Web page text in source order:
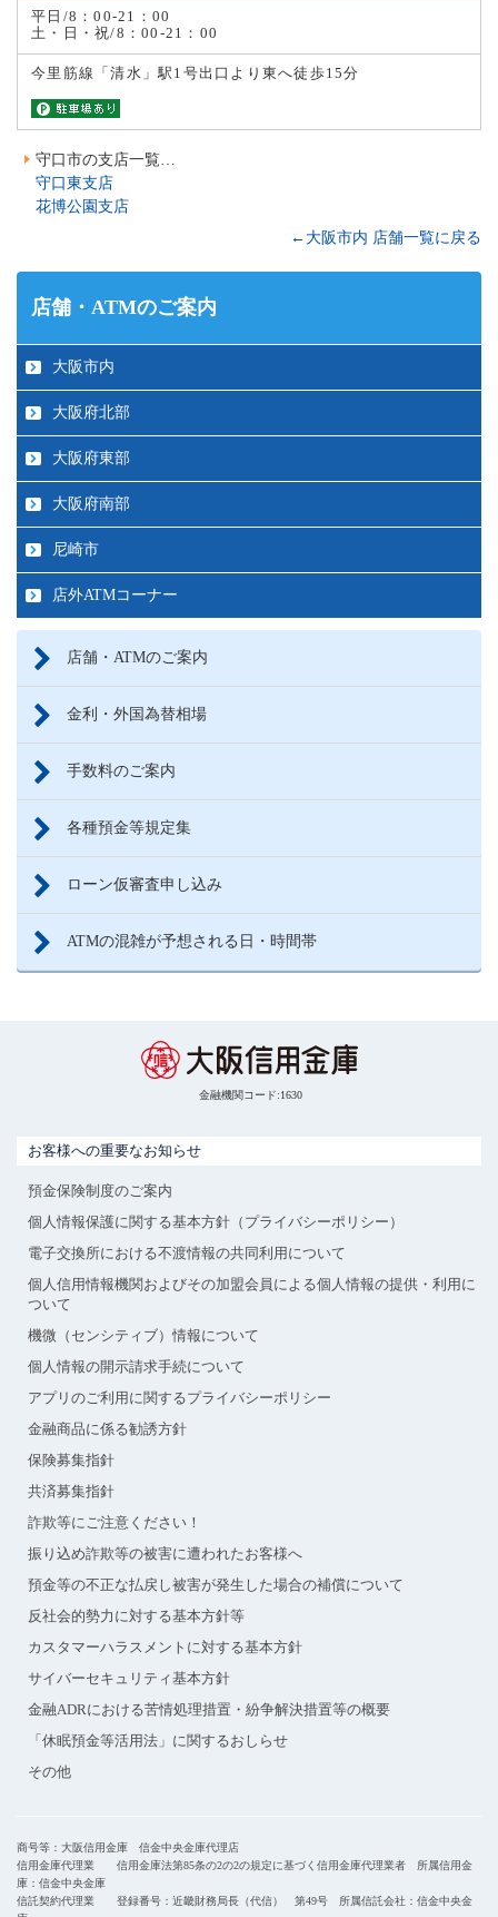
平日/8：00-21：00
土・日・祝/8：00-21：00
今里筋線「清水」駅1号出口より東へ徒歩15分
守口市の支店一覧…
守口東支店
花博公園支店
←大阪市内 店舗一覧に戻る
店舗・ATMのご案内
大阪市内
大阪府北部
大阪府東部
大阪府南部
尼崎市
店外ATMコーナー
店舗・ATMのご案内
金利・外国為替相場
手数料のご案内
各種預金等規定集
ローン仮審査申し込み
ATMの混雑が予想される日・時間帯
金融機関コード:1630
お客様への重要なお知らせ
預金保険制度のご案内
個人情報保護に関する基本方針（プライバシーポリシー）
電子交換所における不渡情報の共同利用について
個人信用情報機関およびその加盟会員による個人情報の提供・利用に
ついて
機微（センシティブ）情報について
個人情報の開示請求手続について
アプリのご利用に関するプライバシーポリシー
金融商品に係る勧誘方針
保険募集指針
共済募集指針
詐欺等にご注意ください！
振り込め詐欺等の被害に遭われたお客様へ
預金等の不正な払戻し被害が発生した場合の補償について
反社会的勢力に対する基本方針等
カスタマーハラスメントに対する基本方針
サイバーセキュリティ基本方針
金融ADRにおける苦情処理措置・紛争解決措置等の概要
「休眠預金等活用法」に関するおしらせ
その他
商号等：大阪信用金庫 信金中央金庫代理店
信用金庫代理業 信用金庫法第85条の2の2の規定に基づく信用金庫代理業者 所属信用金
庫：信金中央金庫
信託契約代理業 登録番号：近畿財務局長（代信） 第49号 所属信託会社：信金中央金